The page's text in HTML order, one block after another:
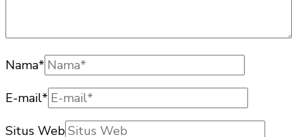
Nama*
E-mail*
Situs Web